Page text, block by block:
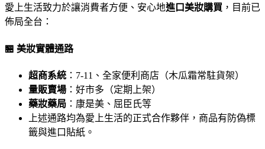
愛上生活致力於讓消費者方便、安心地進口美妝購買 ，目前已
佈局全台：
🏪 美妝實體通路
超商系統 ：7-11、全家便利商店（木瓜霜常駐貨架）
量販賣場 ：好市多（定期上架）
藥妝藥局 ：康是美、屈臣氏等
上述通路均為愛上生活的正式合作夥伴，商品有防偽標
籤與進口貼紙。